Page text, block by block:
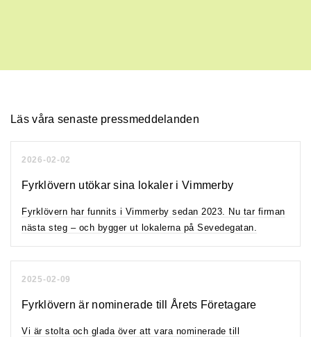
Läs våra senaste pressmeddelanden
2026-02-02
Fyrklövern utökar sina lokaler i Vimmerby
Fyrklövern har funnits i Vimmerby sedan 2023. Nu tar firman
nästa steg – och bygger ut lokalerna på Sevedegatan.
2025-02-09
Fyrklövern är nominerade till Årets Företagare
Vi är stolta och glada över att vara nominerade till